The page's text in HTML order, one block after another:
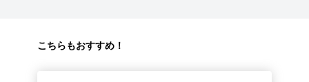
こちらもおすすめ！